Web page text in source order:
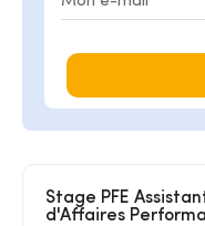
Stage PFE Assistant Responsable
d'Affaires